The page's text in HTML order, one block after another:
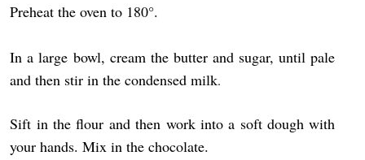
Preheat the oven to 180°.
In a large bowl, cream the butter and sugar, until pale
and then stir in the condensed milk.
Sift in the flour and then work into a soft dough with
your hands. Mix in the chocolate.